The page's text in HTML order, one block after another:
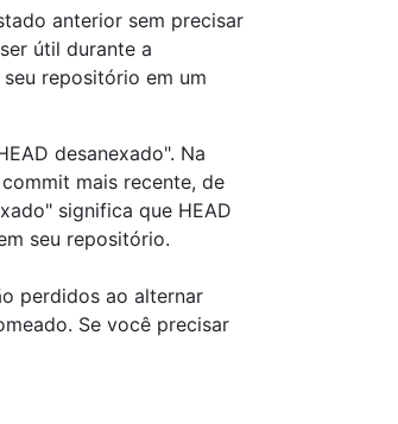
anterior sem precisar
útil durante a
repositório em um
desanexado". Na
mais recente, de
significa que HEAD
seu repositório.
perdidos ao alternar
Se você precisar